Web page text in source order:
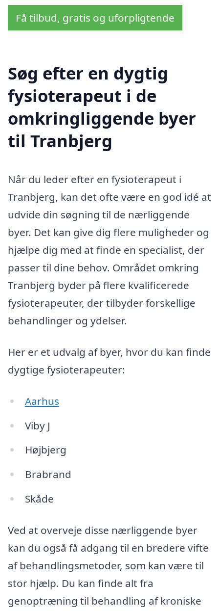
Få tilbud, gratis og uforpligtende
Søg efter en dygtig
fysioterapeut i de
omkringliggende byer
til Tranbjerg
Når du leder efter en fysioterapeut i
Tranbjerg, kan det ofte være en god idé at
udvide din søgning til de nærliggende
byer. Det kan give dig flere muligheder og
hjælpe dig med at finde en specialist, der
passer til dine behov. Området omkring
Tranbjerg byder på flere kvalificerede
fysioterapeuter, der tilbyder forskellige
behandlinger og ydelser.
Her er et udvalg af byer, hvor du kan finde
dygtige fysioterapeuter:
Aarhus
Viby J
Højbjerg
Brabrand
Skåde
Ved at overveje disse nærliggende byer
kan du også få adgang til en bredere vifte
af behandlingsmetoder, som kan være til
stor hjælp. Du kan finde alt fra
genoptræning til behandling af kroniske